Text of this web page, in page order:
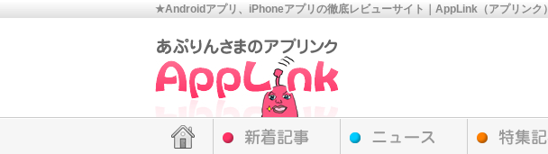
★Androidアプリ、iPhoneアプリの徹底レビューサイト｜AppLink（アプリンク）